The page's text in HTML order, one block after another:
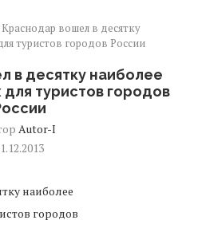
Краснодар вошел в десятку
туристов городов России
в десятку наиболее
туристов городов
Autor-I